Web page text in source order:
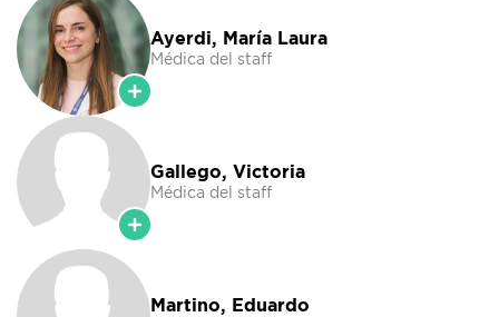
Ayerdi, María Laura
Médica del staff
Gallego, Victoria
Médica del staff
Martino, Eduardo